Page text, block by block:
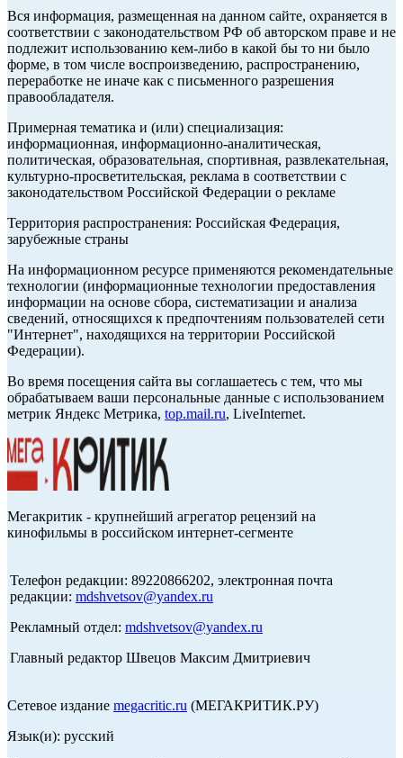
Вся информация, размещенная на данном сайте, охраняется в
соответствии с законодательством РФ об авторском праве и не
подлежит использованию кем-либо в какой бы то ни было
форме, в том числе воспроизведению, распространению,
переработке не иначе как с письменного разрешения
правообладателя.
Примерная тематика и (или) специализация:
информационная, информационно-аналитическая,
политическая, образовательная, спортивная, развлекательная,
культурно-просветительская, реклама в соответствии с
законодательством Российской Федерации о рекламе
Территория распространения: Российская Федерация,
зарубежные страны
На информационном ресурсе применяются рекомендательные
технологии (информационные технологии предоставления
информации на основе сбора, систематизации и анализа
сведений, относящихся к предпочтениям пользователей сети
"Интернет", находящихся на территории Российской
Федерации).
Во время посещения сайта вы соглашаетесь с тем, что мы
обрабатываем ваши персональные данные с использованием
метрик Яндекс Метрика, top.mail.ru, LiveInternet.
Мегакритик - крупнейший агрегатор рецензий на
кинофильмы в российском интернет-сегменте
Телефон редакции: 89220866202, электронная почта
редакции: mdshvetsov@yandex.ru
Рекламный отдел: mdshvetsov@yandex.ru
Главный редактор Швецов Максим Дмитриевич
Сетевое издание megacritic.ru (МЕГАКРИТИК.РУ)
Язык(и): русский